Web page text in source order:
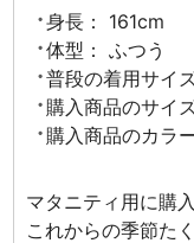
身長：
161cm
体型：
ふつう
普段の着用サイ
購入商品のサイ
購入商品のカラ
マタニティ用に購入
これからの季節た